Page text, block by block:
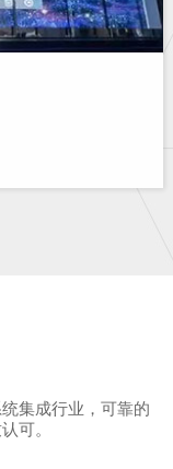
集成行业，可靠的
可。